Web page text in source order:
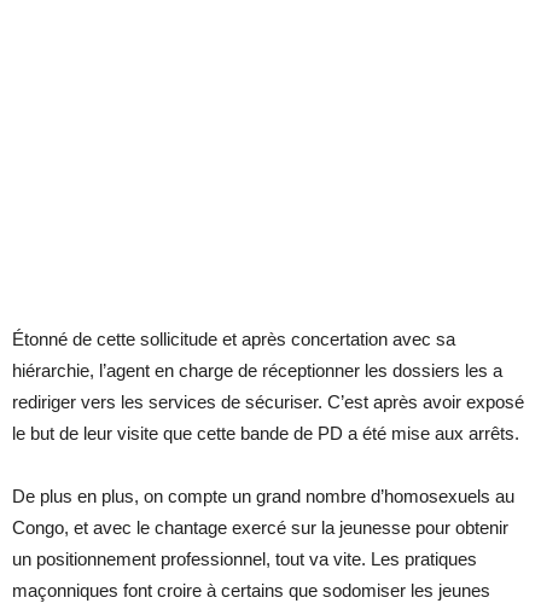
Étonné de cette sollicitude et après concertation avec sa
hiérarchie, l’agent en charge de réceptionner les dossiers les a
rediriger vers les services de sécuriser. C’est après avoir exposé
le but de leur visite que cette bande de PD a été mise aux arrêts.
De plus en plus, on compte un grand nombre d’homosexuels au
Congo, et avec le chantage exercé sur la jeunesse pour obtenir
un positionnement professionnel, tout va vite. Les pratiques
maçonniques font croire à certains que sodomiser les jeunes